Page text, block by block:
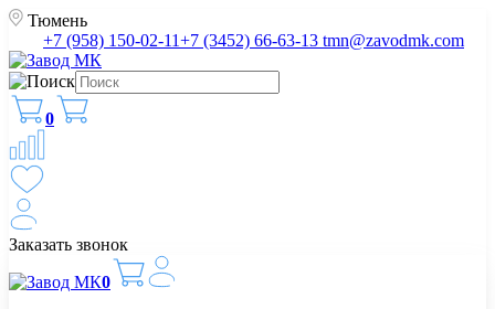
Тюмень
+7 (958) 150-02-11+7 (3452) 66-63-13 tmn@zavodmk.com
0
Заказать звонок
0